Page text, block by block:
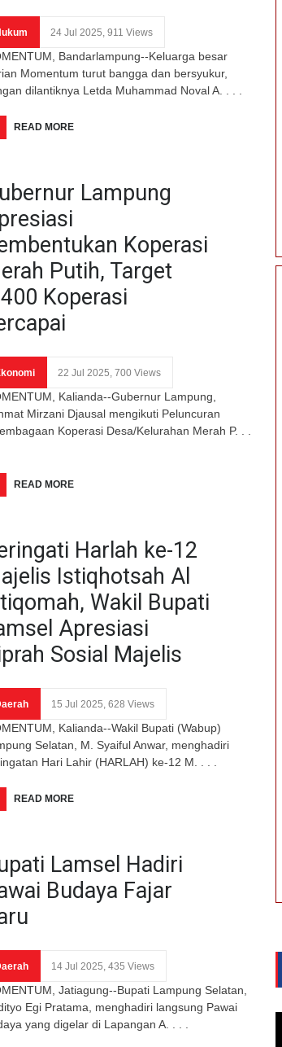
24 Jul 2025, 911 Views
Bandarlampung--Keluarga besar
Momentum turut bangga dan bersyukur,
dilantiknya Letda Muhammad Noval A. . . .
READ MORE
Lampung
Koperasi
Putih, Target
Koperasi
22 Jul 2025, 700 Views
Kalianda--Gubernur Lampung,
Mirzani Djausal mengikuti Peluncuran
Koperasi Desa/Kelurahan Merah P. . .
READ MORE
Harlah ke-12
Istiqhotsah Al
Wakil Bupati
Apresiasi
Sosial Majelis
15 Jul 2025, 628 Views
Kalianda--Wakil Bupati (Wabup)
Selatan, M. Syaiful Anwar, menghadiri
Hari Lahir (HARLAH) ke-12 M. . . .
READ MORE
Lamsel Hadiri
Budaya Fajar
14 Jul 2025, 435 Views
Jatiagung--Bupati Lampung Selatan,
Egi Pratama, menghadiri langsung Pawai
yang digelar di Lapangan A. . . .